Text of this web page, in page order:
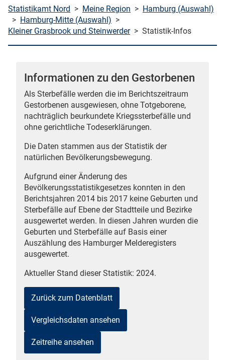
Statistikamt Nord > Meine Region > Hamburg (Auswahl)
> Hamburg-Mitte (Auswahl) >
Kleiner Grasbrook und Steinwerder > Statistik-Infos
Informationen zu den Gestorbenen
Als Sterbefälle werden die im Berichtszeitraum
Gestorbenen ausgewiesen, ohne Totgeborene,
nachträglich beurkundete Kriegssterbefälle und
ohne gerichtliche Todeserklärungen.
Die Daten stammen aus der Statistik der
natürlichen Bevölkerungsbewegung.
Aufgrund einer Änderung des
Bevölkerungsstatistikgesetzes konnten in den
Berichtsjahren 2014 bis 2017 keine Geburten und
Sterbefälle auf Ebene der Stadtteile und Bezirke
ausgewertet werden. In diesen Jahren wurden die
Geburten und Sterbefälle auf Basis einer
Auszählung des Hamburger Melderegisters
ausgewertet.
Aktueller Stand dieser Statistik: 2024.
Zurück zum Datenblatt
Vergleichsdaten ansehen
Zeitreihe ansehen